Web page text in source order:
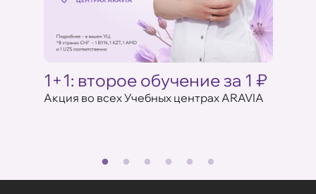
1+1: второе обучение за 1 ₽
Акция во всех Учебных центрах ARAVIA